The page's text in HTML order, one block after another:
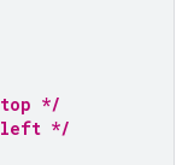
*/
left */